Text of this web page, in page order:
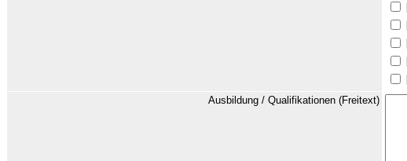
Ausbildung / Qualifikationen (Freitext)